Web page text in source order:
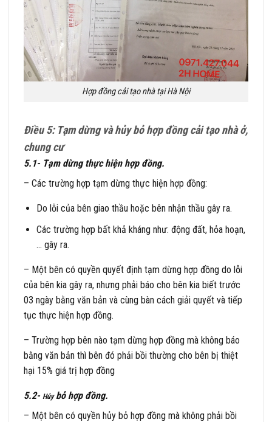
Hợp đồng cải tạo nhà tại Hà Nội
Điều 5: Tạm dừng và hủy bỏ hợp đồng cải tạo nhà ở,
chung cư
5.1- Tạm dừng thực hiện hợp đồng.
– Các trường hợp tạm dừng thực hiện hợp đồng:
Do lỗi của bên giao thầu hoặc bên nhận thầu gây ra.
Các trường hợp bất khả kháng như: động đất, hỏa hoạn,
… gây ra.
– Một bên có quyền quyết định tạm dừng hợp đồng do lỗi
của bên kia gây ra, nhưng phải báo cho bên kia biết trước
03 ngày bằng văn bản và cùng bàn cách giải quyết và tiếp
tục thực hiện hợp đồng.
– Trường hợp bên nào tạm dừng hợp đồng mà không báo
bằng văn bản thì bên đó phải bồi thường cho bên bị thiệt
hại 15% giá trị hợp đồng
5.2- Hủybỏ hợp đồng.
– Một bên có quyền hủy bỏ hợp đồng mà không phải bồi